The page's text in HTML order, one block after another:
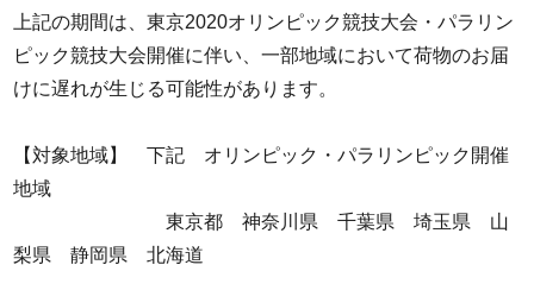
上記の期間は、東京2020オリンピック競技大会・パラリン
ピック競技大会開催に伴い、一部地域において荷物のお届
けに遅れが生じる可能性があります。
【対象地域】 下記 オリンピック・パラリンピック開催
地域
東京都 神奈川県 千葉県 埼玉県 山
梨県 静岡県 北海道